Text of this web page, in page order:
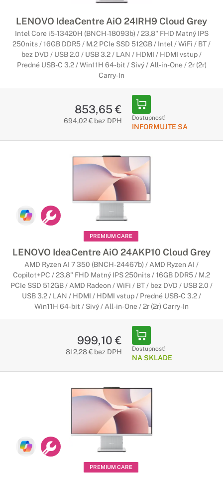
LENOVO IdeaCentre AiO 24IRH9 Cloud Grey
Intel Core i5-13420H (BNCH-18093b) / 23,8" FHD Matný IPS
250nits / 16GB DDR5 / M.2 PCIe SSD 512GB / Intel / WiFi / BT /
bez DVD / USB 2.0 / USB 3.2 / LAN / HDMI / HDMI vstup /
Predné USB-C 3.2 / Win11H 64-bit / Sivý / All-in-One / 2r (2r)
Carry-In
853,65 €
694,02 € bez DPH Dostupnosť:
INFORMUJTE SA
PREMIUM CARE
LENOVO IdeaCentre AiO 24AKP10 Cloud Grey
AMD Ryzen AI 7 350 (BNCH-24467b) / AMD Ryzen AI /
Copilot+PC / 23,8" FHD Matný IPS 250nits / 16GB DDR5 / M.2
PCIe SSD 512GB / AMD Radeon / WiFi / BT / bez DVD / USB 2.0 /
USB 3.2 / LAN / HDMI / HDMI vstup / Predné USB-C 3.2 /
Win11H 64-bit / Sivý / All-in-One / 2r (2r) Carry-In
999,10 €
812,28 € bez DPH Dostupnosť:
NA SKLADE
PREMIUM CARE